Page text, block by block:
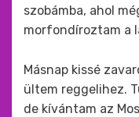
szobámba, ahol
morfondíroztam a
Másnap kissé
ültem reggelihez.
de kívántam az